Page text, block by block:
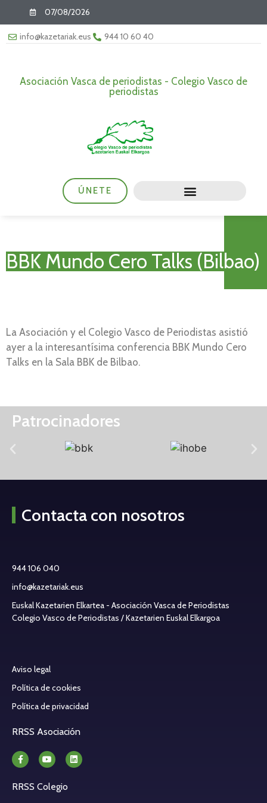
07/08/2026
info@kazetariak.eus 944 10 60 40
Asociación Vasca de periodistas - Colegio Vasco de
periodistas
ÚNETE
BBK Mundo Cero Talks (Bilbao)
La Asociación y el Colegio Vasco de Periodistas asistió
ayer a la interesantísima conferencia BBK Mundo Cero
Talks en la Sala BBK de Bilbao.
Patrocinadores
Contacta con nosotros
944 106 040
info@kazetariak.eus
Euskal Kazetarien Elkartea - Asociación Vasca de Periodistas
Colegio Vasco de Periodistas / Kazetarien Euskal Elkargoa
Aviso legal
Política de cookies
Política de privacidad
RRSS Asociación
RRSS Colegio